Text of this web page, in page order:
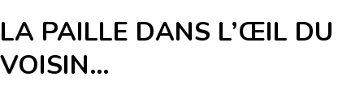
LA PAILLE DANS L’ŒIL DU
VOISIN…